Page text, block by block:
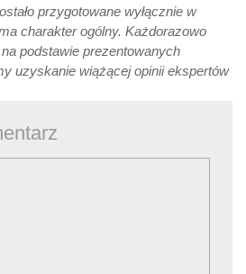
przygotowane wyłącznie w
charakter ogólny. Każdorazowo
podstawie prezentowanych
uzyskanie wiążącej opinii ekspertów